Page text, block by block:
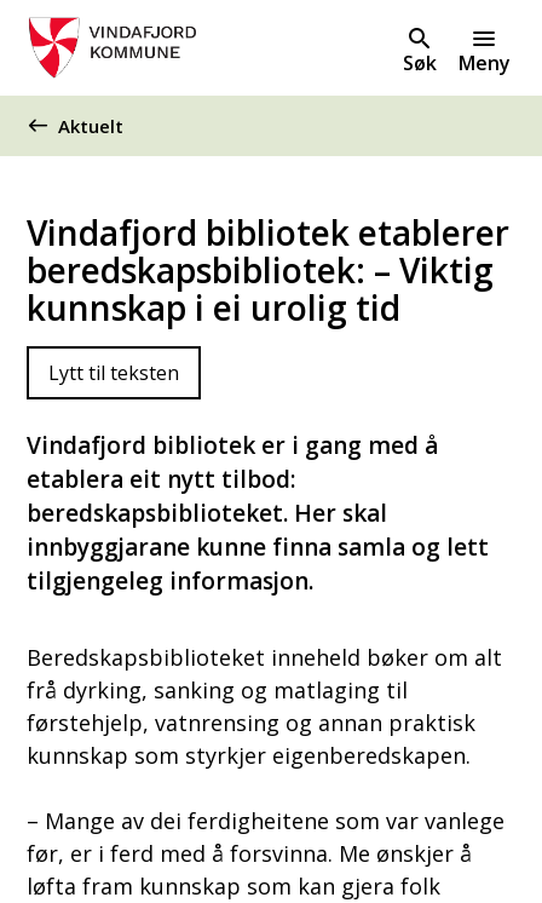
Søk Meny
Du er her:
Aktuelt
Vindafjord bibliotek etablerer
beredskapsbibliotek: – Viktig
kunnskap i ei urolig tid
Lytt til teksten
Vindafjord bibliotek er i gang med å
etablera eit nytt tilbod:
beredskapsbiblioteket. Her skal
innbyggjarane kunne finna samla og lett
tilgjengeleg informasjon.
Beredskapsbiblioteket inneheld bøker om alt
frå dyrking, sanking og matlaging til
førstehjelp, vatnrensing og annan praktisk
kunnskap som styrkjer eigenberedskapen.
– Mange av dei ferdigheitene som var vanlege
før, er i ferd med å forsvinna. Me ønskjer å
løfta fram kunnskap som kan gjera folk